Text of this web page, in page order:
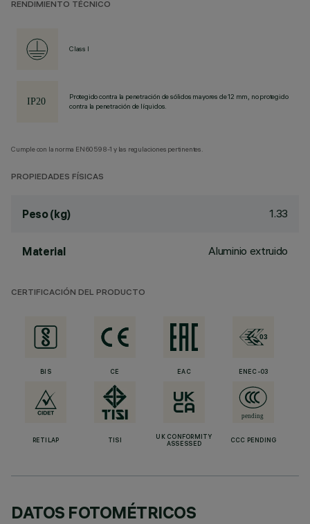
RENDIMIENTO TÉCNICO
Class I
Protegido contra la penetración de sólidos mayores de 12 mm, no protegido
contra la penetración de líquidos.
Cumple con la norma EN60598-1 y las regulaciones pertinentes.
PROPIEDADES FÍSICAS
Peso (kg) 1.33
Material Aluminio extruido
CERTIFICACIÓN DEL PRODUCTO
BIS CE EAC ENEC-03
RETILAP TISI
UK CONFORMITY
ASSESSED
CCC PENDING
DATOS FOTOMÉTRICOS